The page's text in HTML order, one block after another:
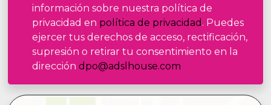
información sobre nuestra política de
privacidad en política de privacidad . Puedes
ejercer tus derechos de acceso, rectificación,
supresión o retirar tu consentimiento en la
dirección dpo@adslhouse.com